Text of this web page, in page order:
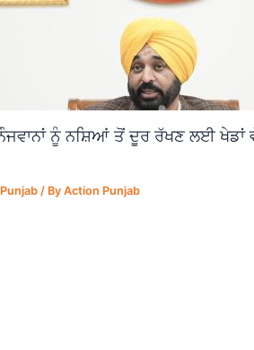
ਨੂੰ ਨਸ਼ਿਆਂ ਤੋਂ ਦੂਰ ਰੱਖਣ ਲਈ ਖੇਡਾਂ
Punjab / ByAction Punjab